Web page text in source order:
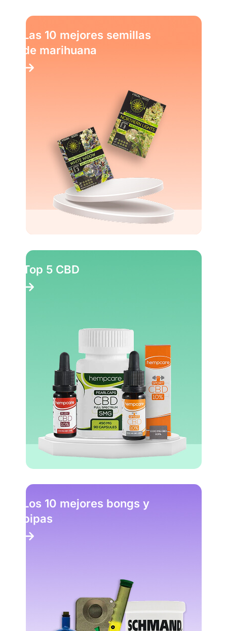
Las 10 mejores semillas
de marihuana
Top 5 CBD
Los 10 mejores bongs y
pipas